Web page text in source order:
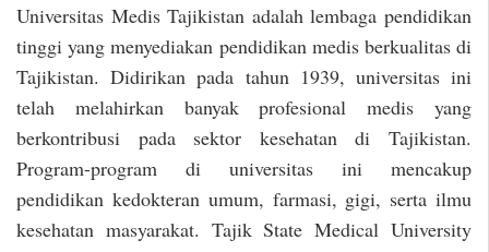
Universitas Medis Tajikistan adalah lembaga pendidikan
tinggi yang menyediakan pendidikan medis berkualitas di
Tajikistan. Didirikan pada tahun 1939, universitas ini
telah melahirkan banyak profesional medis yang
berkontribusi pada sektor kesehatan di Tajikistan.
Program-program di universitas ini mencakup
pendidikan kedokteran umum, farmasi, gigi, serta ilmu
kesehatan masyarakat. Tajik State Medical University